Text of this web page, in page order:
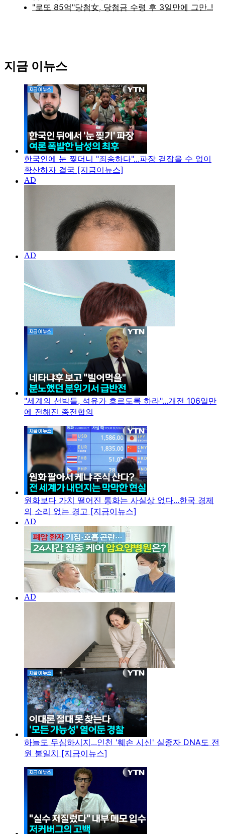
지금 이뉴스
한국인에 눈 찢더니 "죄송하다"...파장 걷잡을 수 없이
확산하자 결국 [지금이뉴스]
"세계의 선박들, 석유가 흐르도록 하라"...개전 106일만
에 전해진 종전합의
원화보다 가치 떨어진 통화는 사실상 없다...한국 경제
의 소리 없는 경고 [지금이뉴스]
하늘도 무심하시지...인천 '훼손 시신' 실종자 DNA도 전
원 불일치 [지금이뉴스]